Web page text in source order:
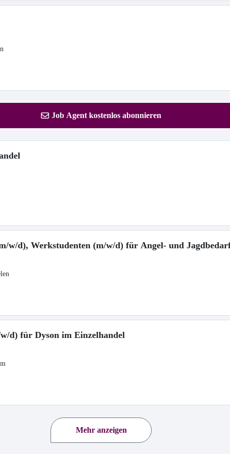
Job Agent kostenlos abonnieren
w/d), Werkstudenten (m/w/d) für Angel- und
d) für Dyson im Einzelhandel
Mehr anzeigen